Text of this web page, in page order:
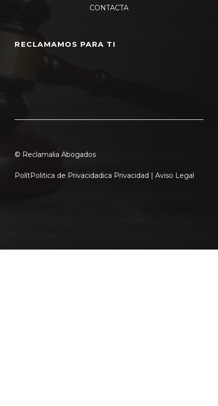
CONTACTA
RECLAMAMOS PARA TI
© Reclamalia Abogados
PolítPolitica de Privacidadica Privacidad | Aviso Legal